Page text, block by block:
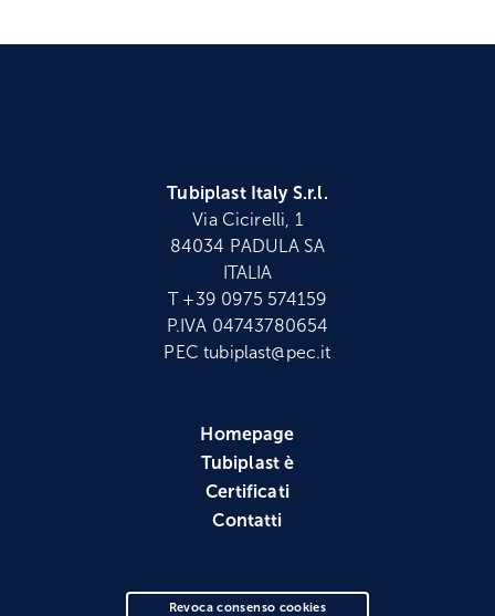
Tubiplast Italy S.r.l.
Via Cicirelli, 1
84034 PADULA SA
ITALIA
T +39 0975 574159
P.IVA 04743780654
PEC tubiplast@pec.it
Homepage
Tubiplast è
Certificati
Contatti
Revoca consenso cookies